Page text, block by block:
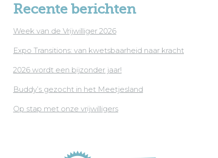
Recente berichten
Week van de Vrijwilliger 2026
Expo Transitions: van kwetsbaarheid naar kracht
2026 wordt een bijzonder jaar!
Buddy’s gezocht in het Meetjesland
Op stap met onze vrijwilligers